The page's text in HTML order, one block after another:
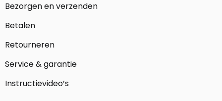
Bezorgen en verzenden
Betalen
Retourneren
Service & garantie
Instructievideo’s